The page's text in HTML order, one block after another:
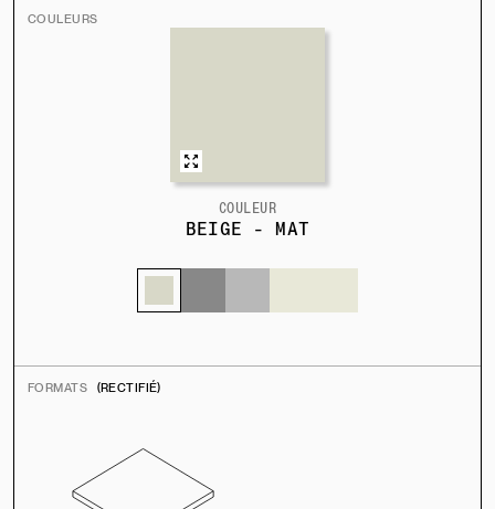
COULEURS
COULEUR
BEIGE - MAT
FORMATS (RECTIFIÉ)